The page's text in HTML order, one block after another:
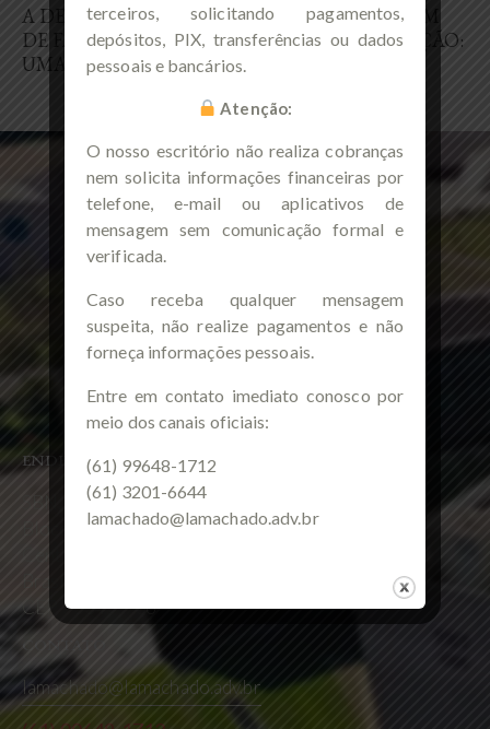
A DEFESA DA IMPENHORABILIDADE DO BEM
DE FAMÍLIA EM FACE DA FRAUDE À EXECUÇÃO:
UMA TESE NECESSÁRIA
ENDEREÇO
SBN, Quadra 2, Lote 12,
Bloco F, Salas 714 e 1310.
CEP 70040-906
CONTATO
lamachado@lamachado.adv.br
terceiros, solicitando pagamentos,
depósitos, PIX, transferências ou dados
pessoais e bancários.
Atenção:
O nosso escritório não realiza cobranças
nem solicita informações financeiras por
telefone, e-mail ou aplicativos de
mensagem sem comunicação formal e
verificada.
Caso receba qualquer mensagem
suspeita, não realize pagamentos e não
forneça informações pessoais.
Entre em contato imediato conosco por
meio dos canais oficiais:
(61) 99648-1712
(61) 3201-6644
lamachado@lamachado.adv.br